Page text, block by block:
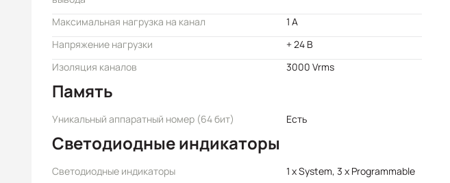
Максимальная нагрузка на канал
1 А
Напряжение нагрузки
+ 24 В
Изоляция каналов
3000 Vrms
Память
Уникальный аппаратный номер (64 бит) Есть
Светодиодные индикаторы
Светодиодные индикаторы 1 x System, 3 x Programmable